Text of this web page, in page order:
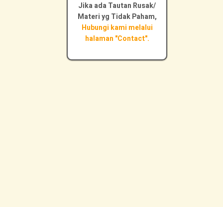
Jika ada Tautan Rusak/
Materi yg Tidak Paham,
Hubungi kami melalui
halaman "Contact".